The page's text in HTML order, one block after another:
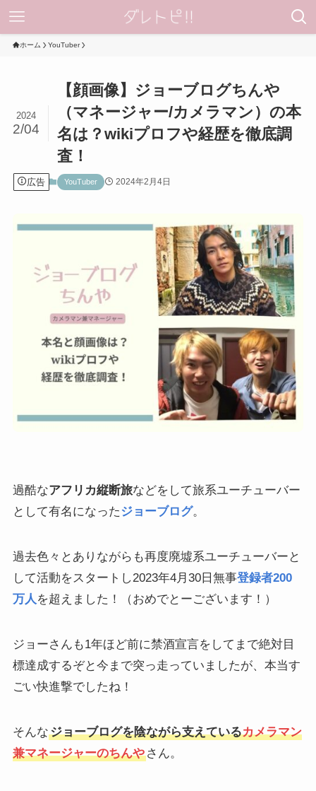
ホーム YouTuber
【顔画像】ジョーブログちんや
（マネージャー/カメラマン）の本
名は？wikiプロフや経歴を徹底調
査！
2024
2/04
広告 YouTuber 2024年2月4日
過酷なアフリカ縦断旅などをして旅系ユーチューバー
として有名になったジョーブログ。
過去色々とありながらも再度廃墟系ユーチューバーと
して活動をスタートし2023年4月30日無事登録者200
万人を超えました！（おめでとーございます！）
ジョーさんも1年ほど前に禁酒宣言をしてまで絶対目
標達成するぞと今まで突っ走っていましたが、本当す
ごい快進撃でしたね！
そんなジョーブログを陰ながら支えているカメラマン
兼マネージャーのちんやさん。